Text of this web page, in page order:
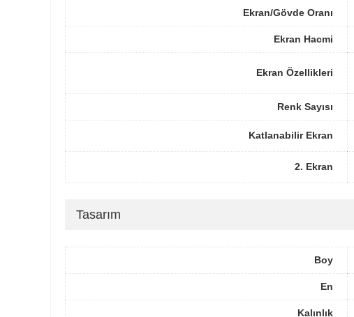
Ekran/Gövde Oranı
Ekran Hacmi
Ekran Özellikleri
Renk Sayısı
Katlanabilir Ekran
2. Ekran
Tasarım
Boy
En
Kalınlık